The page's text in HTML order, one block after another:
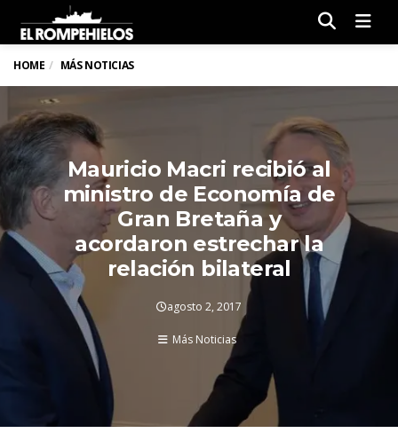
HOME MÁS NOTICIAS
Mauricio Macri recibió al
ministro de Economía de
Gran Bretaña y
acordaron estrechar la
relación bilateral
agosto 2, 2017
Más Noticias